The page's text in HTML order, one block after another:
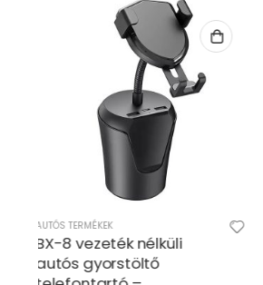
KONYHAI TERMÉKEK
Multifunkciós, csapra
szerelhető mini zuhany fej